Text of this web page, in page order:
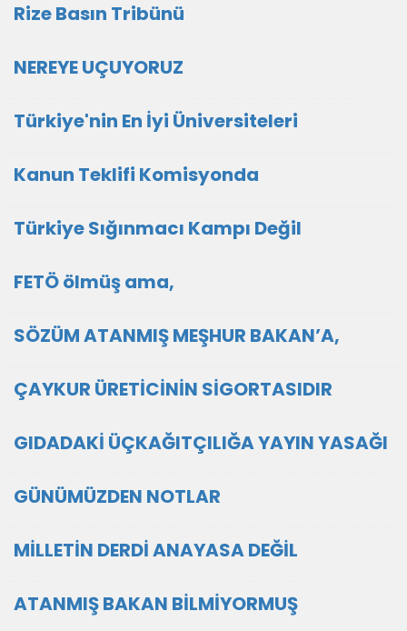
Rize Basın Tribünü
NEREYE UÇUYORUZ
Türkiye'nin En İyi Üniversiteleri
Kanun Teklifi Komisyonda
Türkiye Sığınmacı Kampı Değil
FETÖ ölmüş ama,
SÖZÜM ATANMIŞ MEŞHUR BAKAN’A,
ÇAYKUR ÜRETİCİNİN SİGORTASIDIR
GIDADAKİ ÜÇKAĞITÇILIĞA YAYIN YASAĞI
GÜNÜMÜZDEN NOTLAR
MİLLETİN DERDİ ANAYASA DEĞİL
ATANMIŞ BAKAN BİLMİYORMUŞ